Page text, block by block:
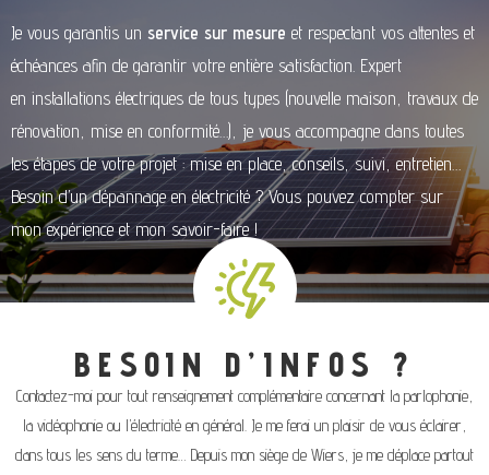
Je vous garantis un service sur mesure et respectant vos attentes et
échéances afin de garantir votre entière satisfaction. Expert
en installations électriques de tous types (nouvelle maison, travaux de
rénovation, mise en conformité…), je vous accompagne dans toutes
les étapes de votre projet : mise en place, conseils, suivi, entretien…
Besoin d’un dépannage en électricité ? Vous pouvez compter sur
mon expérience et mon savoir-faire !
BESOIN D’INFOS ?
Contactez-moi pour tout renseignement complémentaire concernant la parlophonie,
la vidéophonie ou l’électricité en général. Je me ferai un plaisir de vous éclairer,
dans tous les sens du terme… Depuis mon siège de Wiers, je me déplace partout